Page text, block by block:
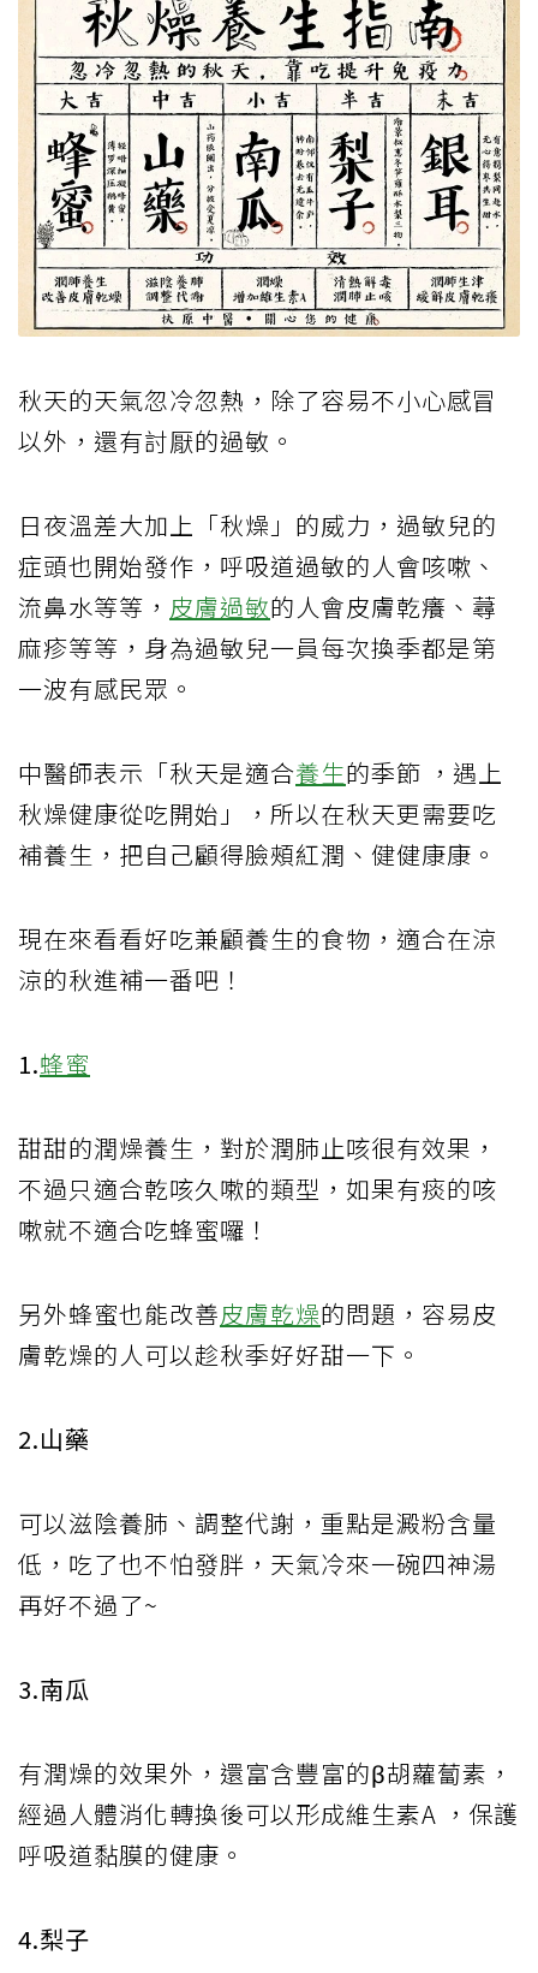
秋天的天氣忽冷忽熱，除了容易不小心感冒
以外，還有討厭的過敏。
日夜溫差大加上「秋燥」的威力，過敏兒的
症頭也開始發作，呼吸道過敏的人會咳嗽、
流鼻水等等， 皮膚過敏的人會皮膚乾癢、蕁
麻疹等等，身為過敏兒一員每次換季都是第
一波有感民眾。
中醫師表示「秋天是適合養生的季節 ，遇上
秋燥健康從吃開始」，所以在秋天更需要吃
補養生，把自己顧得臉頰紅潤、健健康康。
現在來看看好吃兼顧養生的食物，適合在涼
涼的秋進補一番吧！
1.蜂蜜
甜甜的潤燥養生，對於潤肺止咳很有效果，
不過只適合乾咳久嗽的類型，如果有痰的咳
嗽就不適合吃蜂蜜囉！
另外蜂蜜也能改善皮膚乾燥的問題，容易皮
膚乾燥的人可以趁秋季好好甜一下。
2.山藥
可以滋陰養肺、調整代謝，重點是澱粉含量
低，吃了也不怕發胖，天氣冷來一碗四神湯
再好不過了~
3.南瓜
有潤燥的效果外，還富含豐富的β胡蘿蔔素，
經過人體消化轉換後可以形成維生素A ，保護
呼吸道黏膜的健康。
4.梨子